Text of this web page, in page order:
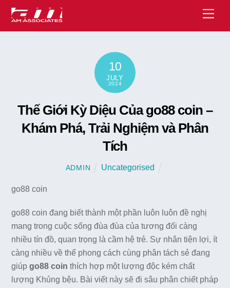
Skip
content
10
JULY
2024
Thế Giới Kỳ Diệu Của go88 coin –
Khám Phá, Trải Nghiệm và Phân
Tích
ADMIN Uncategorised
go88 coin
go88 coin đang biết thành một phần luôn luôn đề nghị
mang trong cuộc sống đùa đùa của tương đối càng
nhiều tín đồ, quan trọng là cầm hệ trẻ. Sự nhân tiện lợi, ít
càng nhiều về thể phong cách cùng phân tách sẻ đang
giúpgo88 coin thích hợp một lượng độc kém chất
lượng Khủng bệu. Bài viết này sẽ đi sâu phân chiết pháp